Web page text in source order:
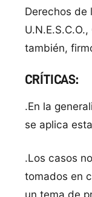
Derechos de
también,
CRÍTICAS:
.En la
se aplica
.Los casos
tomados en
un tema de